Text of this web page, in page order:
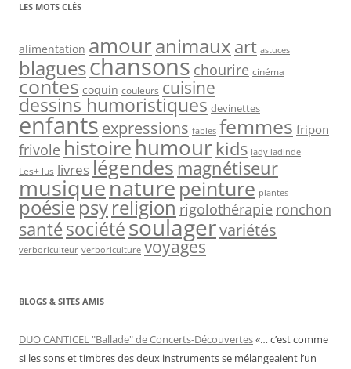
LES MOTS CLÉS
alimentation amouranimaux art astuces
blagueschansons chourire cinéma
contes coquin couleurs cuisine
dessins humoristiques devinettes
enfantsexpressions fables femmes fripon
frivole histoire humour kids lady ladinde
Les+ lus livreslégendes magnétiseur
musiquenature peinture plantes
poésiepsyreligion rigolothérapie ronchon
santésociétésoulagervariétés
verboriculteur verboriculture voyages
BLOGS & SITES AMIS
DUO CANTICEL "Ballade" de Concerts-Découvertes«… c’est comme
si les sons et timbres des deux instruments se mélangeaient l’un